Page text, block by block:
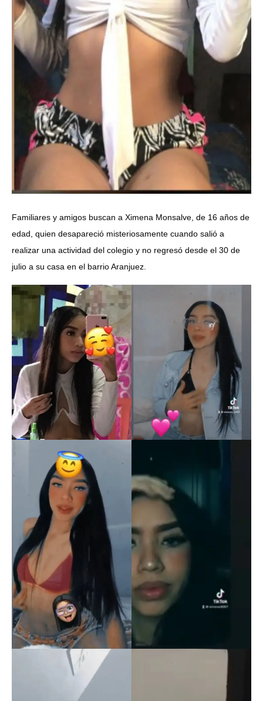
Familiares y amigos buscan a Ximena Monsalve, de 16 años de
edad, quien desapareció misteriosamente cuando salió a
realizar una actividad del colegio y no regresó desde el 30 de
julio a su casa en el barrio Aranjuez.